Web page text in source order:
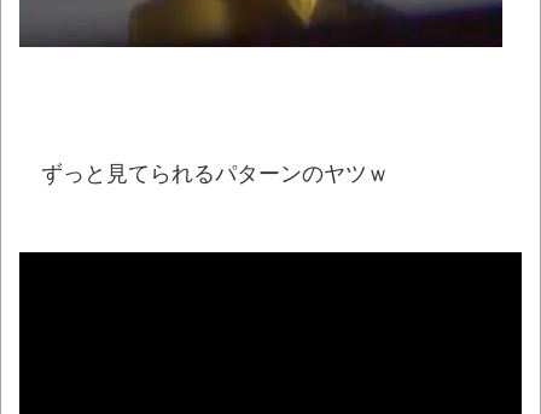
マジでこれだけは日本製じゃないとダメな
物 、ガチで何がある？NEW!
【動画】急病人？横須賀の国道16号でおか
ずっと見てられるパターンのヤツｗ